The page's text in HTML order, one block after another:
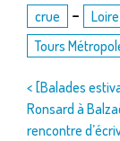
crue - Loire
Tours
Navigation
de
< [Balades
Ronsard à
rencontre